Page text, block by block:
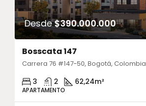
Desde$390.000.000
Bosscata 147
Carrera 76 #147-50, Bogotá, Colombia
3 2 62,24m²
APARTAMENTO